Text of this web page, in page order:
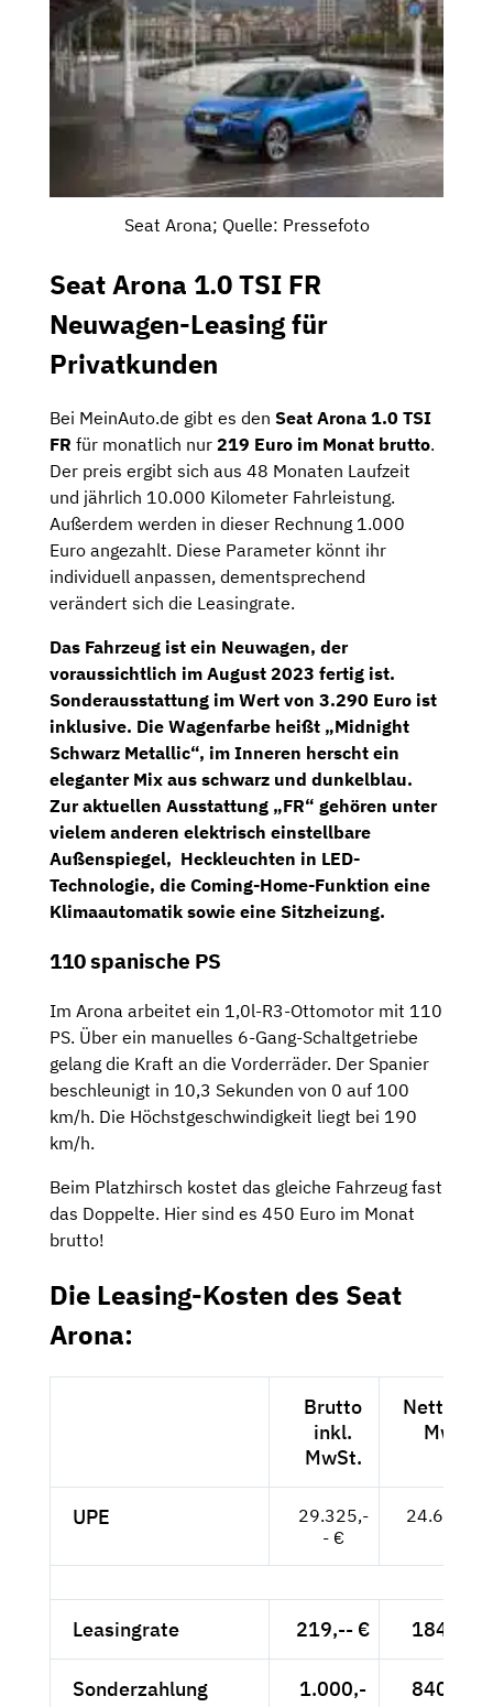
Seat Arona; Quelle: Pressefoto
Seat Arona 1.0 TSI FR
Neuwagen-Leasing für
Privatkunden
Bei MeinAuto.de gibt es den Seat Arona 1.0 TSI
FR für monatlich nur 219 Euro im Monat brutto.
Der preis ergibt sich aus 48 Monaten Laufzeit
und jährlich 10.000 Kilometer Fahrleistung.
Außerdem werden in dieser Rechnung 1.000
Euro angezahlt. Diese Parameter könnt ihr
individuell anpassen, dementsprechend
verändert sich die Leasingrate.
Das Fahrzeug ist ein Neuwagen, der
voraussichtlich im August 2023 fertig ist.
Sonderausstattung im Wert von 3.290 Euro ist
inklusive. Die Wagenfarbe heißt „Midnight
Schwarz Metallic“, im Inneren herscht ein
eleganter Mix aus schwarz und dunkelblau.
Zur aktuellen Ausstattung „FR“ gehören unter
vielem anderen elektrisch einstellbare
Außenspiegel, Heckleuchten in LED-
Technologie, die Coming-Home-Funktion eine
Klimaautomatik sowie eine Sitzheizung.
110 spanische PS
Im Arona arbeitet ein 1,0l-R3-Ottomotor mit 110
PS. Über ein manuelles 6-Gang-Schaltgetriebe
gelang die Kraft an die Vorderräder. Der Spanier
beschleunigt in 10,3 Sekunden von 0 auf 100
km/h. Die Höchstgeschwindigkeit liegt bei 190
km/h.
Beim Platzhirsch kostet das gleiche Fahrzeug fast
das Doppelte. Hier sind es 450 Euro im Monat
brutto!
Die Leasing-Kosten des Seat
Arona:
Brutto
inkl.
MwSt.
Netto
MwSt.
UPE
29.325,-
- €
24.643,--
Leasingrate 219,-- € 184,03 €
Sonderzahlung
1.000,-
840,34 €